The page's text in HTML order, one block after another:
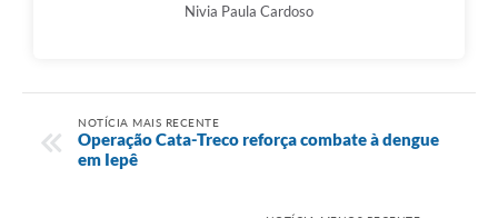
Nivia Paula Cardoso
NOTÍCIA MAIS RECENTE
Operação Cata-Treco reforça combate à dengue
em Iepê